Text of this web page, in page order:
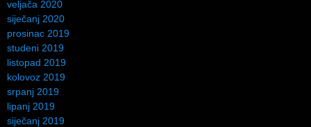
veljača 2020
siječanj 2020
prosinac 2019
studeni 2019
listopad 2019
kolovoz 2019
srpanj 2019
lipanj 2019
siječanj 2019